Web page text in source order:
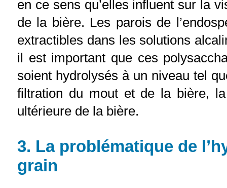
en ce sens qu’elles influent sur la
de la bière. Les parois de
extractibles dans les solutions
il est important que ces
soient hydrolysés à un niveau tel
filtration du mout et de la bière,
ultérieure de la bière.
3. La problématique de
grain